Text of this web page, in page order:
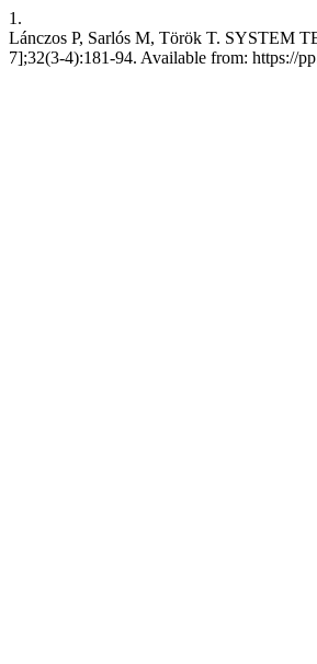
1.
Lánczos P, Sarlós M, Török T. SYSTEM
7];32(3-4):181-94. Available from: https://